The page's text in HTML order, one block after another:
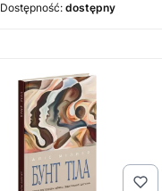
Dostępność: dostępny